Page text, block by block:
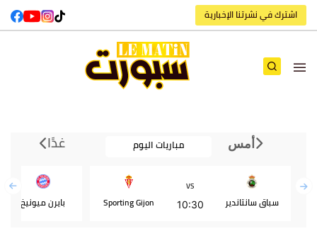
اشترك في نشرتنا الإخبارية
أمس مباريات اليوم غدًا
سباق سانتاندير
VS
10:30
Sporting Gijon بايرن ميونيخ